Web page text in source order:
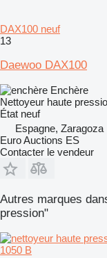
DAX100 neuf
13
Daewoo DAX100
Enchère
Nettoyeur haute
État neuf
Espagne, Zaragoza
Euro Auctions ES
Contacter le vendeur
Autres marques
pression"